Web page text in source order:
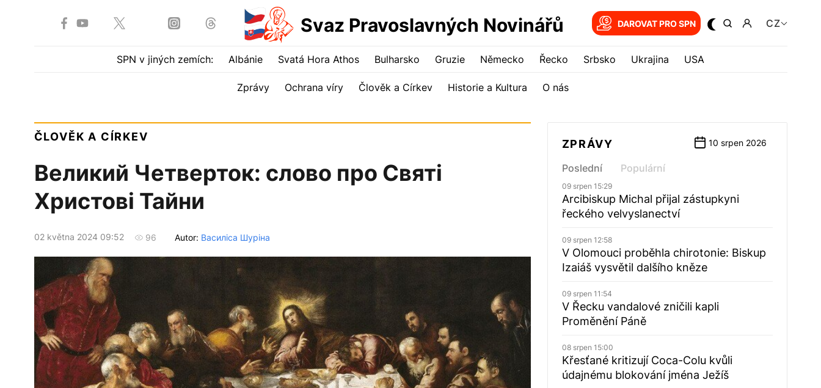
Svaz Pravoslavných Novinářů DAROVAT PRO SPN CZ
SPN v jiných zemích: Albánie Svatá Hora Athos Bulharsko Gruzie Německo Řecko Srbsko Ukrajina USA
Zprávy Ochrana víry Člověk a Církev Historie a Kultura O nás
ČLOVĚK A CÍRKEV
Великий Четверток: слово про Святі
Христові Тайни
02 května 2024 09:52 96 Autor: Василіса Шуріна
ZPRÁVY 10 srpen 2026
Poslední Populární
09 srpen 15:29
Arcibiskup Michal přijal zástupkyni
řeckého velvyslanectví
09 srpen 12:58
V Olomouci proběhla chirotonie: Biskup
Izaiáš vysvětil dalšího kněze
09 srpen 11:54
V Řecku vandalové zničili kapli
Proměnění Páně
08 srpen 15:00
Křesťané kritizují Coca-Colu kvůli
údajnému blokování jména Ježíš